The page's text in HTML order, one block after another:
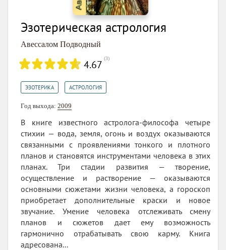
Эзотерическая астрология
Авессалом Подводный
4.67 (3)
ЭЗОТЕРИКА АСТРОЛОГИЯ
Год выхода: 2009
В книге известного астролога-философа четыре
стихии — вода, земля, огонь и воздух оказываются
связанными с проявлениями тонкого и плотного
планов и становятся инструментами человека в этих
планах. Три стадии развития — творение,
осуществление и растворение — оказываются
основными сюжетами жизни человека, а гороскоп
приобретает дополнительные краски и новое
звучание. Умение человека отслеживать смену
планов и сюжетов дает ему возможность
гармонично отрабатывать свою карму. Книга
адресована...